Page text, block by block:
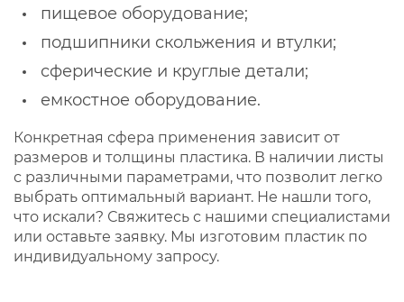
пищевое оборудование;
подшипники скольжения и втулки;
сферические и круглые детали;
емкостное оборудование.
Конкретная сфера применения зависит от
размеров и толщины пластика. В наличии листы
с различными параметрами, что позволит легко
выбрать оптимальный вариант. Не нашли того,
что искали? Свяжитесь с нашими специалистами
или оставьте заявку. Мы изготовим пластик по
индивидуальному запросу.